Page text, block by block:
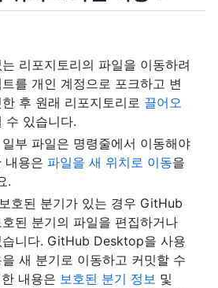
리포지토리의 파일을 이동하려
를 개인 계정으로 포크하고 변
후 원래 리포지토리로 끌어오
수 있습니다.
부 파일은 명령줄에서 이동해야
내용은 파일을 새 위치로 이동을
.
호된 분기가 있는 경우 GitHub
된 분기의 파일을 편집하거나
습니다. GitHub Desktop을 사용
새 분기로 이동하고 커밋할 수
내용은 보호된 분기 정보 및